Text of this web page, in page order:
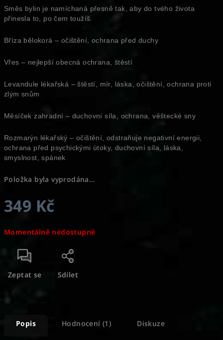
Směs bylin je namíchaná přesně tak, aby do tvého života
přinesla to, po čem toužíš.
Bříza bělokorá – očištění, ochrana před duchy
Vřes – nejlepší obecná ochrana, štěstí
Levandule lékařská – štěstí, mír, láska, očištění, ochrana proti
zlým snům
Měsíček zahradní – duchovní síla, ochrana, věštecké sny
Rozmarýn lékařský – očištění, odstraňuje negativní energii,
ochrana před psychickými útoky, duchovní síla, láska,
smyslnost, spánek
Položka byla vyprodána…
349 Kč
cena:
Momentálně nedostupné
Zeptat se Sdílet
Popis Hodnocení (1) Diskuze